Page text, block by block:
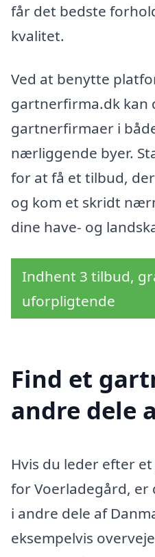
får det bedste
kvalitet.
Ved at benytte
gartnerfirma.dk kan
gartnerfirmaer i
nærliggende byer.
for at få et tilbud,
og kom et skridt
dine have- og
Indhent 3 tilbud,
uforpligtende
Find et
andre dele
Hvis du leder efter
for Voerladegård,
i andre dele af
eksempelvis